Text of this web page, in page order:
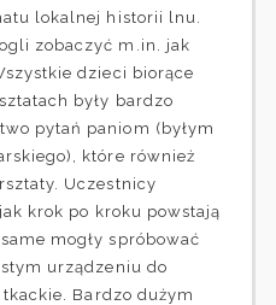
lokalnej historii lnu.
zobaczyć m.in. jak
dzieci biorące
były bardzo
pytań paniom (byłym
które również
Uczestnicy
krok po kroku powstają
mogły spróbować
urządzeniu do
Bardzo dużym